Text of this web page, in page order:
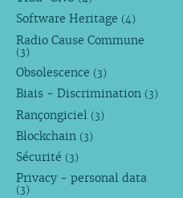
Software Heritage (4)
Radio Cause Commune
(3)
Obsolescence (3)
Biais - Discrimination (3)
Rançongiciel (3)
Blockchain (3)
Sécurité (3)
Privacy - personal data
(3)